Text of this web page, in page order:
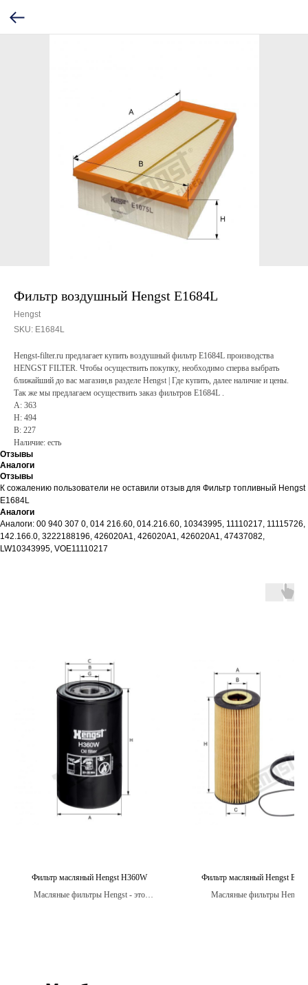
Фильтр воздушный Hengst E1684L
Hengst
SKU: E1684L
Hengst-filter.ru предлагает купить воздушный фильтр E1684L производства
HENGST FILTER. Чтобы осуществить покупку, необходимо сперва выбрать
ближайший до вас магазин,в разделе Hengst | Где купить, далее наличие и цены.
Так же мы предлагаем осуществить заказ фильтров E1684L .
A: 363
H: 494
B: 227
Наличие: есть
Отзывы
Аналоги
Отзывы
К сожалению пользователи не оставили отзыв для Фильтр топливный Hengst
E1684L
Аналоги
Аналоги: 00 940 307 0, 014 216.60, 014.216.60, 10343995, 11110217, 11115726,
142.166.0, 3222188196, 426020A1, 426020A1, 426020A1, 47437082,
LW10343995, VOE11110217
Фильтр масляный Hengst H360W
Масляные фильтры Hengst - это
Фильтр масляный Hengst
Масляные фильтры Hengst